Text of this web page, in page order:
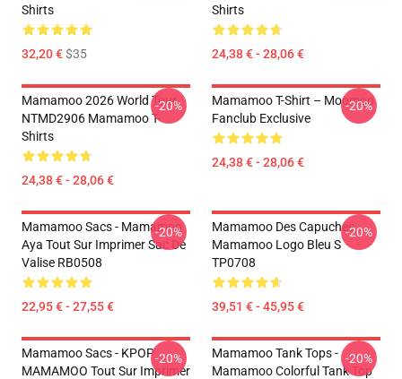
Shirts
32,20 €$35
Shirts
24,38 € - 28,06 €
Mamamoo 2026 World Tour
NTMD2906 Mamamoo T-
Shirts
24,38 € - 28,06 €
-20%
Mamamoo T-Shirt – Moomoo
Fanclub Exclusive
24,38 € - 28,06 €
-20%
Mamamoo Sacs - Mamamoo
Aya Tout Sur Imprimer Sac De
Valise RB0508
22,95 € - 27,55 €
-20%
Mamamoo Des Capuches...
Mamamoo Logo Bleu S
TP0708
39,51 € - 45,95 €
-20%
Mamamoo Sacs - KPOP
MAMAMOO Tout Sur Imprimer
-20%
Mamamoo Tank Tops -
Mamamoo Colorful Tank Top
-20%